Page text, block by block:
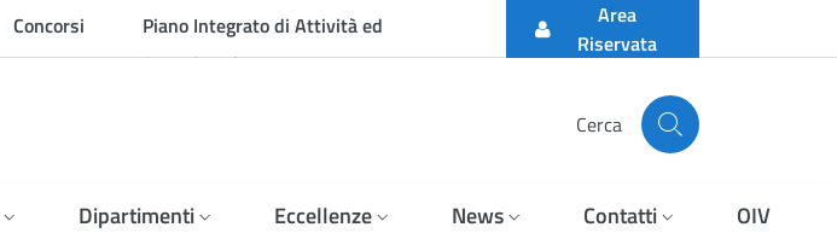
Concorsi
Piano Integrato di Attività ed
Organizzazione
Area
Riservata
Cerca
Dipartimenti Eccellenze News Contatti OIV